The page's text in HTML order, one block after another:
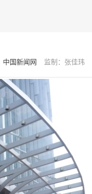
中国新闻网 监制：张佳玮